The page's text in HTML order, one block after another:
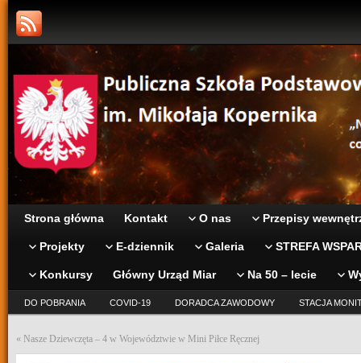
Strona główna Kontakt O nas Przepisy
Projekty E-dziennik Galeria STREFA
Konkursy Główny Urząd Miar Na 50 – lecie
DO POBRANIA COVID-19 DORADCA ZAWODOWY STACJA
« Nasze Dziewczęta – 4 w Województwie w Mini Piłce Ręcznej